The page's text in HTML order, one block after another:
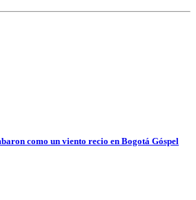
como un viento recio en Bogotá Góspel